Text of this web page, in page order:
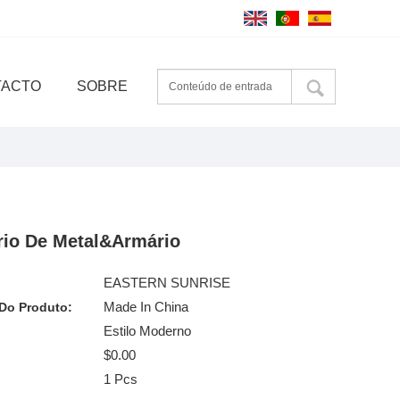
SOBRE
De Metal&Armário
EASTERN SUNRISE
Produto: Made In China
Estilo Moderno
$0.00
1 Pcs